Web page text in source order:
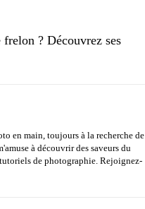
? Découvrez ses
en main, toujours à la recherche de
à découvrir des saveurs du
de photographie. Rejoignez-